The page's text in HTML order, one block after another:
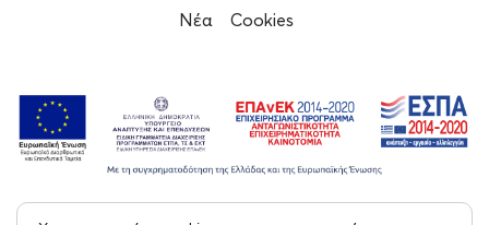
Νέα Cookies